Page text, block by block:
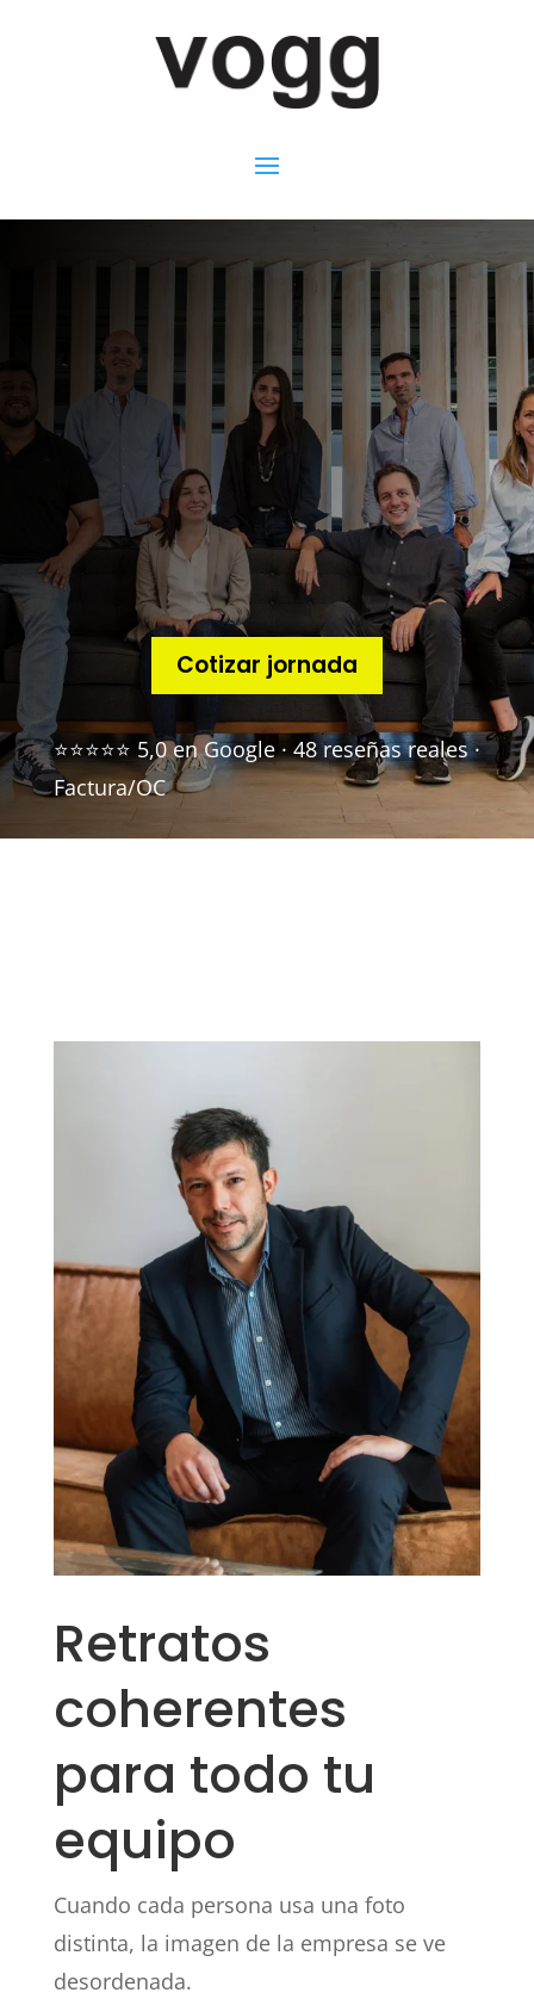
Cotizar jornada
⭐⭐⭐⭐⭐ 5,0 en Google · 48 reseñas reales ·
Factura/OC
Retratos
coherentes
para todo tu
equipo
Cuando cada persona usa una foto
distinta, la imagen de la empresa se ve
desordenada.